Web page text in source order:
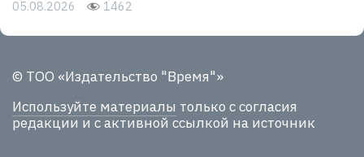
05.08.2026 1462
© ТОО «Издательство "Время"»
Используйте материалы только с согласия
редакции и с активной ссылкой на источник